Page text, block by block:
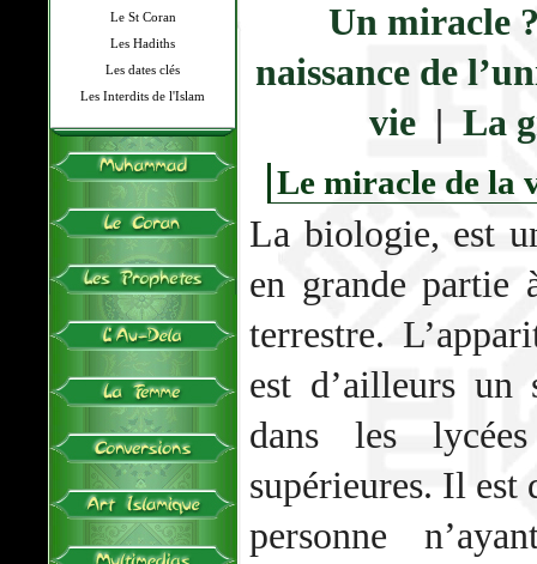
Le St Coran
Les Hadiths
Les dates clés
Les Interdits de l'Islam
Un miracle
naissance de
vie| La
Le miracle de la
La biologie, est
en grande partie
terrestre.
est d’ailleurs un
dans les
supérieures. Il est
personne